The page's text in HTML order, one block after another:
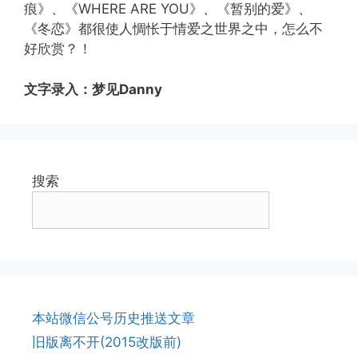
痕》、《WHERE ARE YOU》、《暂别的爱》、
《冬恋》都很使人惆怅于情爱之世界之中，怎么不
好欣赏？！
文字录入：梦见Danny
搜索
本站微信公号历史推送文章
旧版离不开(2015改版前)